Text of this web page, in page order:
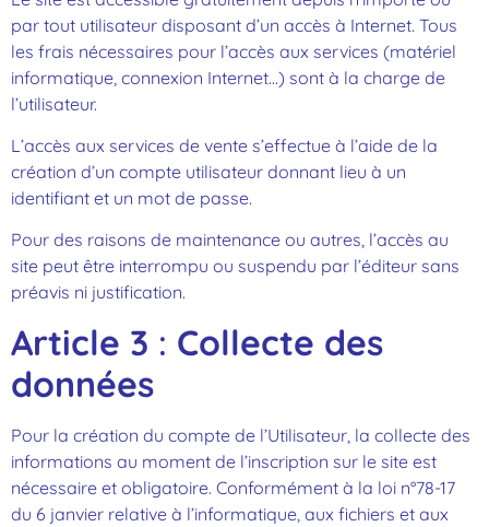
par tout utilisateur disposant d’un accès à Internet. Tous
les frais nécessaires pour l’accès aux services (matériel
informatique, connexion Internet…) sont à la charge de
l’utilisateur.
L’accès aux services de vente s’effectue à l’aide de la
création d’un compte utilisateur donnant lieu à un
identifiant et un mot de passe.
Pour des raisons de maintenance ou autres, l’accès au
site peut être interrompu ou suspendu par l’éditeur sans
préavis ni justification.
Article 3 : Collecte des
données
Pour la création du compte de l’Utilisateur, la collecte des
informations au moment de l’inscription sur le site est
nécessaire et obligatoire. Conformément à la loi n°78-17
du 6 janvier relative à l’informatique, aux fichiers et aux